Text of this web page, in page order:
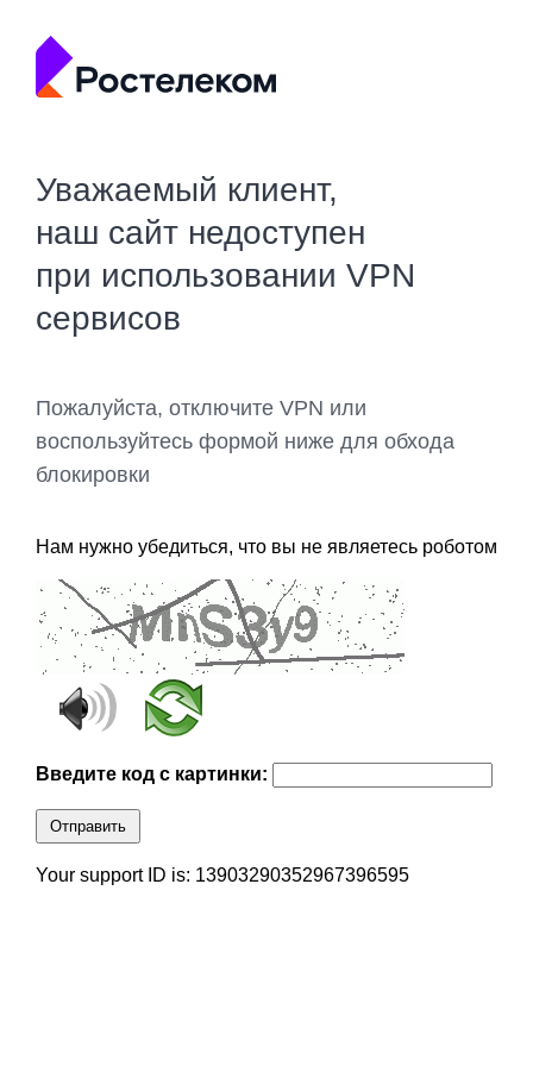
Уважаемый клиент,
наш сайт недоступен
при использовании VPN
сервисов
Пожалуйста, отключите VPN или
воспользуйтесь формой ниже для обхода
блокировки
Нам нужно убедиться, что вы не являетесь роботом
Введите код с картинки:
Отправить
Your support ID is: 13903290352967396595